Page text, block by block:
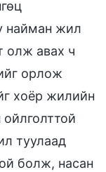
найман жил
олж авах ч
орлож
хоёр жилийн
туулаад
болж, насан